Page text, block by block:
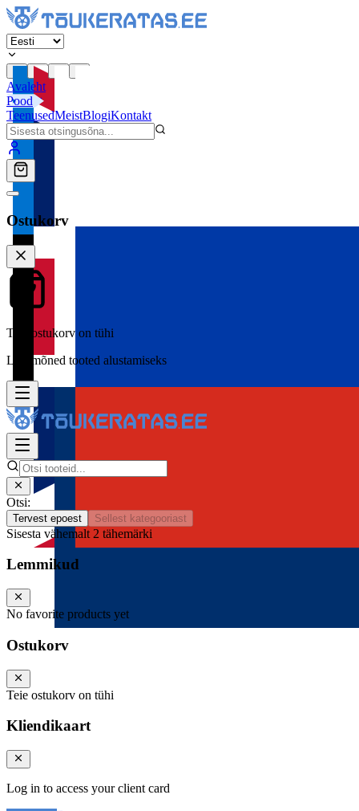
Avaleht
Pood
TeenusedMeistBlogiKontakt
Ostukorv
Teie ostukorv on tühi
Lisa mõned tooted alustamiseks
Otsi:
Tervest epoest Sellest kategooriast
Sisesta vähemalt 2 tähemärki
Lemmikud
No favorite products yet
Ostukorv
Teie ostukorv on tühi
Kliendikaart
Log in to access your client card